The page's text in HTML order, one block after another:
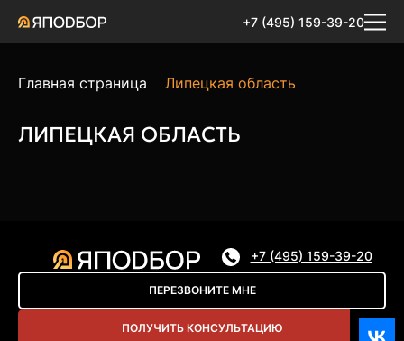
+7 (495) 159-39-20
Главная страница Липецкая область
ЛИПЕЦКАЯ ОБЛАСТЬ
+7 (495) 159-39-20
ПЕРЕЗВОНИТЕ МНЕ
ПОЛУЧИТЬ КОНСУЛЬТАЦИЮ